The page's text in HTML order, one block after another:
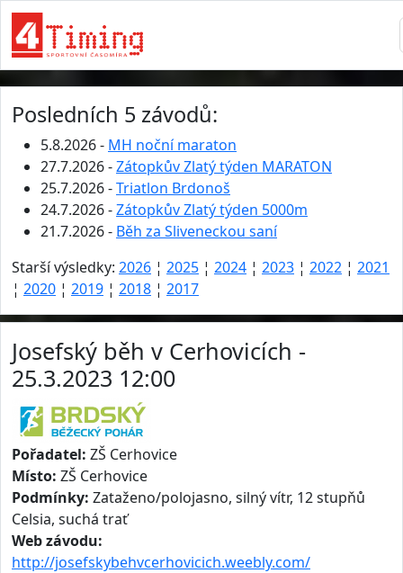
Posledních 5 závodů:
5.8.2026 - MH noční maraton
27.7.2026 -Zátopkův Zlatý týden MARATON
25.7.2026 -Triatlon Brdonoš
24.7.2026 -Zátopkův Zlatý týden 5000m
21.7.2026 - Běh za Sliveneckou saní
Starší výsledky: 2026 ¦ 2025 ¦ 2024 ¦ 2023 ¦ 2022 ¦ 2021
¦ 2020 ¦ 2019 ¦ 2018 ¦ 2017
Josefský běh v Cerhovicích -
25.3.2023 12:00
Pořadatel: ZŠ Cerhovice
Místo: ZŠ Cerhovice
Podmínky: Zataženo/polojasno, silný vítr, 12 stupňů
Celsia, suchá trať
Web závodu:
http://josefskybehvcerhovicich.weebly.com/